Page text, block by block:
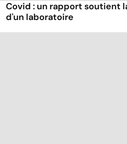
Covid : un rapport soutient
d'un laboratoire